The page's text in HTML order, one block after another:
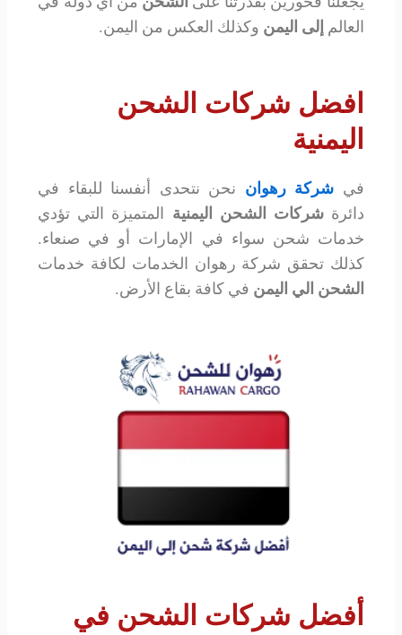
العالم إلى اليمن وكذلك العكس من اليمن.
افضل شركات الشحن
اليمنية
في شركة رهوان نحن نتحدى أنفسنا للبقاء في
دائرةشركات الشحن اليمنية المتميزة التي تؤدي
خدمات شحن سواء في الإمارات أو في صنعاء.
كذلك تحقق شركة رهوان الخدمات لكافة خدمات
الشحن الي اليمن في كافة بقاع الأرض.
أفضل شركات الشحن في